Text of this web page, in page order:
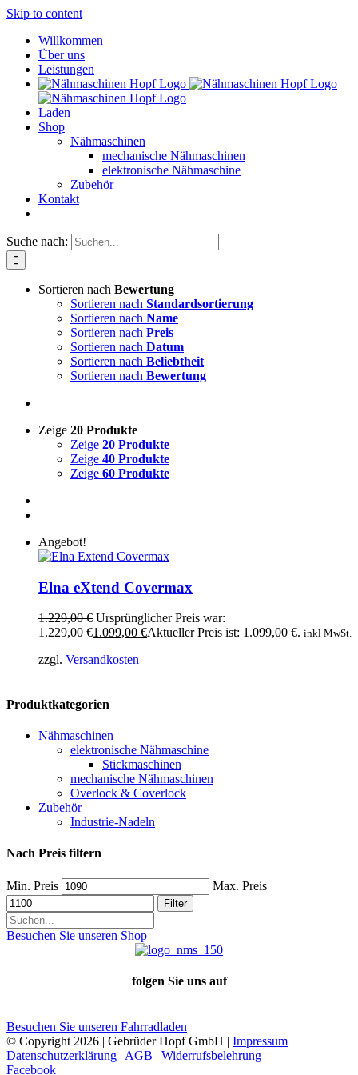
Skip to content
Willkommen
Über uns
Leistungen
Laden
Shop
Nähmaschinen
mechanische Nähmaschinen
elektronische Nähmaschine
Zubehör
Kontakt
Suche nach:
Sortieren nach Bewertung
Sortieren nach Standardsortierung
Sortieren nach Name
Sortieren nach Preis
Sortieren nach Datum
Sortieren nach Beliebtheit
Sortieren nach Bewertung
Zeige 20 Produkte
Zeige 20 Produkte
Zeige 40 Produkte
Zeige 60 Produkte
Angebot!
Elna eXtend Covermax
1.229,00€ Ursprünglicher Preis war:
1.229,00 €1.099,00 €Aktueller Preis ist: 1.099,00 €. inkl MwSt.
zzgl. Versandkosten
Produktkategorien
Nähmaschinen
elektronische Nähmaschine
Stickmaschinen
mechanische Nähmaschinen
Overlock & Coverlock
Zubehör
Industrie-Nadeln
Nach Preis filtern
Min. Preis Max. Preis
Filter
Besuchen Sie unseren Shop
folgen Sie uns auf
Besuchen Sie unseren Fahrradladen
© Copyright 2026 | Gebrüder Hopf GmbH | Impressum |
Datenschutzerklärung | AGB | Widerrufsbelehrung
Facebook